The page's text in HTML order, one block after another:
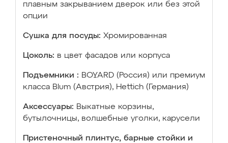
плавным закрыванием дверок или без этой
опции
Сушка для посуды: Хромированная
Цоколь: в цвет фасадов или корпуса
Подъемники : BOYARD (Россия) или премиум
класса Blum (Австрия), Hettich (Германия)
Аксессуары: Выкатные корзины,
бутылочницы, волшебные уголки, карусели
Пристеночный плинтус, барные стойки и